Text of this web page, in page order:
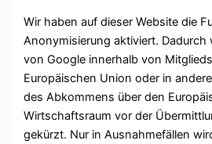
Wir haben auf dieser Website die
Anonymisierung aktiviert. Dadurch
von Google innerhalb von
Europäischen Union oder in
des Abkommens über den
Wirtschaftsraum vor der
gekürzt. Nur in Ausnahmefällen